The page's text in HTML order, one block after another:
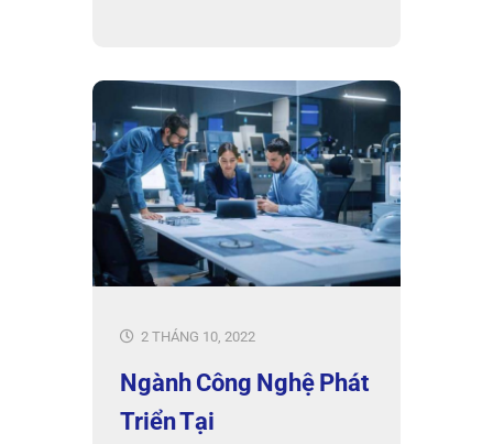
2 THÁNG 10, 2022
Ngành Công Nghệ Phát
Triển Tại